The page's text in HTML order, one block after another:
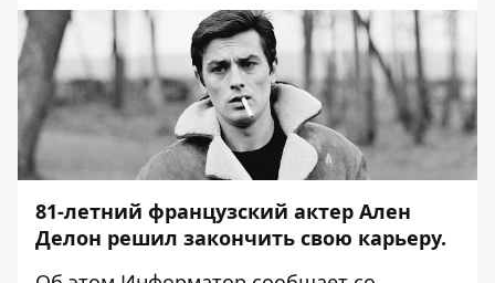
81-летний французский актер Ален
Делон решил закончить свою карьеру.